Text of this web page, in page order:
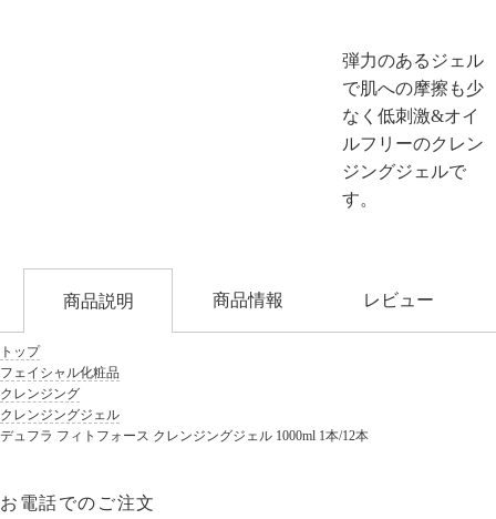
トップ
フェイシャル化粧品
クレンジング
クレンジングジェル
デュフラ フィトフォース クレンジングジェル 1000ml 1本/12本
弾力のあるジェル
で肌への摩擦も少
なく低刺激&オイ
ルフリーのクレン
ジングジェルで
す。
商品説明 商品情報 レビュー
お電話でのご注文